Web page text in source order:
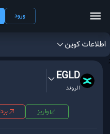
ورود
اطلاعات کوین
;
EGLD
الروند
واریز